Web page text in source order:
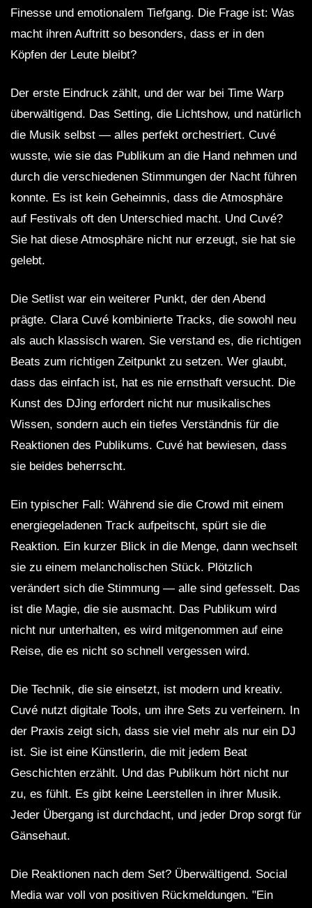
Finesse und emotionalem Tiefgang. Die Frage ist: Was
macht ihren Auftritt so besonders, dass er in den
Köpfen der Leute bleibt?
Der erste Eindruck zählt, und der war bei Time Warp
überwältigend. Das Setting, die Lichtshow, und natürlich
die Musik selbst — alles perfekt orchestriert. Cuvé
wusste, wie sie das Publikum an die Hand nehmen und
durch die verschiedenen Stimmungen der Nacht führen
konnte. Es ist kein Geheimnis, dass die Atmosphäre
auf Festivals oft den Unterschied macht. Und Cuvé?
Sie hat diese Atmosphäre nicht nur erzeugt, sie hat sie
gelebt.
Die Setlist war ein weiterer Punkt, der den Abend
prägte. Clara Cuvé kombinierte Tracks, die sowohl neu
als auch klassisch waren. Sie verstand es, die richtigen
Beats zum richtigen Zeitpunkt zu setzen. Wer glaubt,
dass das einfach ist, hat es nie ernsthaft versucht. Die
Kunst des DJing erfordert nicht nur musikalisches
Wissen, sondern auch ein tiefes Verständnis für die
Reaktionen des Publikums. Cuvé hat bewiesen, dass
sie beides beherrscht.
Ein typischer Fall: Während sie die Crowd mit einem
energiegeladenen Track aufpeitscht, spürt sie die
Reaktion. Ein kurzer Blick in die Menge, dann wechselt
sie zu einem melancholischen Stück. Plötzlich
verändert sich die Stimmung — alle sind gefesselt. Das
ist die Magie, die sie ausmacht. Das Publikum wird
nicht nur unterhalten, es wird mitgenommen auf eine
Reise, die es nicht so schnell vergessen wird.
Die Technik, die sie einsetzt, ist modern und kreativ.
Cuvé nutzt digitale Tools, um ihre Sets zu verfeinern. In
der Praxis zeigt sich, dass sie viel mehr als nur ein DJ
ist. Sie ist eine Künstlerin, die mit jedem Beat
Geschichten erzählt. Und das Publikum hört nicht nur
zu, es fühlt. Es gibt keine Leerstellen in ihrer Musik.
Jeder Übergang ist durchdacht, und jeder Drop sorgt für
Gänsehaut.
Die Reaktionen nach dem Set? Überwältigend. Social
Media war voll von positiven Rückmeldungen. "Ein